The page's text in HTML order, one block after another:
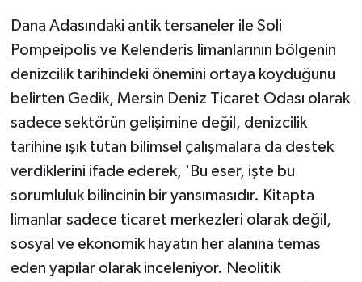
Dana Adasındaki antik tersaneler ile Soli
Pompeipolis ve Kelenderis limanlarının bölgenin
denizcilik tarihindeki önemini ortaya koyduğunu
belirten Gedik, Mersin Deniz Ticaret Odası olarak
sadece sektörün gelişimine değil, denizcilik
tarihine ışık tutan bilimsel çalışmalara da destek
verdiklerini ifade ederek, 'Bu eser, işte bu
sorumluluk bilincinin bir yansımasıdır. Kitapta
limanlar sadece ticaret merkezleri olarak değil,
sosyal ve ekonomik hayatın her alanına temas
eden yapılar olarak inceleniyor. Neolitik